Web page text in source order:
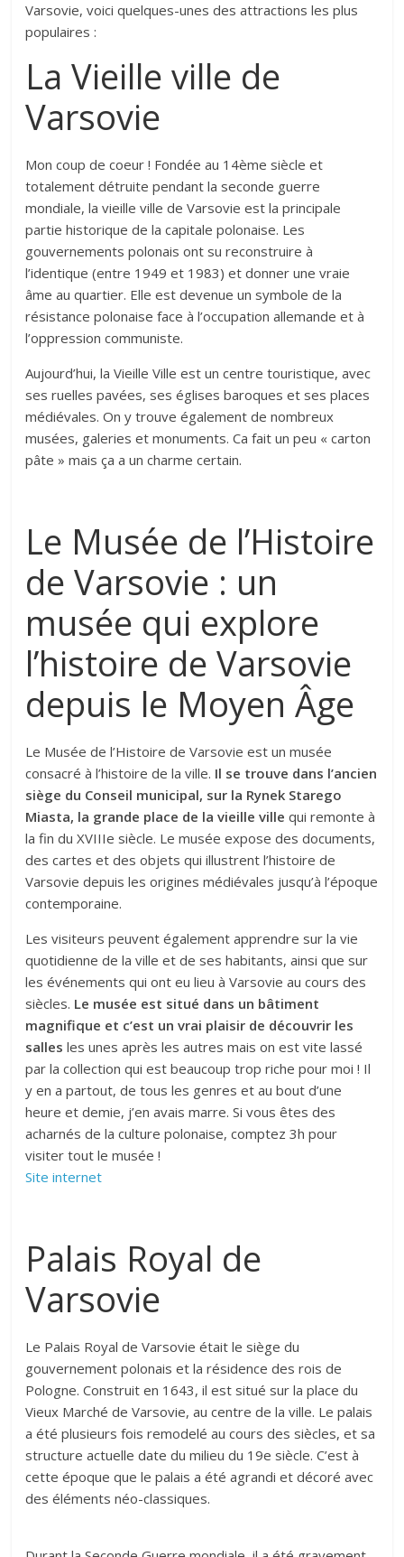
Varsovie, voici quelques-unes des attractions les plus
populaires :
La Vieille ville de
Varsovie
Mon coup de coeur ! Fondée au 14ème siècle et
totalement détruite pendant la seconde guerre
mondiale, la vieille ville de Varsovie est la principale
partie historique de la capitale polonaise. Les
gouvernements polonais ont su reconstruire à
l’identique (entre 1949 et 1983) et donner une vraie
âme au quartier. Elle est devenue un symbole de la
résistance polonaise face à l’occupation allemande et à
l’oppression communiste.
Aujourd’hui, la Vieille Ville est un centre touristique, avec
ses ruelles pavées, ses églises baroques et ses places
médiévales. On y trouve également de nombreux
musées, galeries et monuments. Ca fait un peu « carton
pâte » mais ça a un charme certain.
Le Musée de l’Histoire
de Varsovie : un
musée qui explore
l’histoire de Varsovie
depuis le Moyen Âge
Le Musée de l’Histoire de Varsovie est un musée
consacré à l’histoire de la ville. Il se trouve dans l’ancien
siège du Conseil municipal, sur la Rynek Starego
Miasta, la grande place de la vieille ville qui remonte à
la fin du XVIIIe siècle. Le musée expose des documents,
des cartes et des objets qui illustrent l’histoire de
Varsovie depuis les origines médiévales jusqu’à l’époque
contemporaine.
Les visiteurs peuvent également apprendre sur la vie
quotidienne de la ville et de ses habitants, ainsi que sur
les événements qui ont eu lieu à Varsovie au cours des
siècles. Le musée est situé dans un bâtiment
magnifique et c’est un vrai plaisir de découvrir les
salles les unes après les autres mais on est vite lassé
par la collection qui est beaucoup trop riche pour moi ! Il
y en a partout, de tous les genres et au bout d’une
heure et demie, j’en avais marre. Si vous êtes des
acharnés de la culture polonaise, comptez 3h pour
visiter tout le musée !
Site internet
Palais Royal de
Varsovie
Le Palais Royal de Varsovie était le siège du
gouvernement polonais et la résidence des rois de
Pologne. Construit en 1643, il est situé sur la place du
Vieux Marché de Varsovie, au centre de la ville. Le palais
a été plusieurs fois remodelé au cours des siècles, et sa
structure actuelle date du milieu du 19e siècle. C’est à
cette époque que le palais a été agrandi et décoré avec
des éléments néo-classiques.